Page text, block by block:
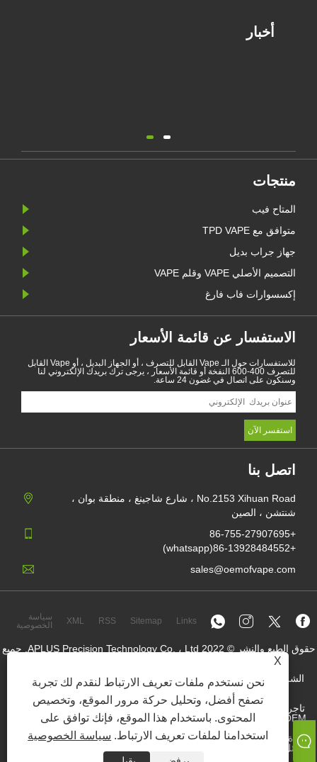
X
نحن نستخدم ملفات تعريف الارتباط لنقدم لك تجربة
تصفح أفضل، وتحليل حركة مرور الموقع، وتخصيص
المحتوى. باستخدام هذا الموقع، فإنك توافق على
استخدامنا لملفات تعريف الارتباط. سياسة الخصوصية
أخبار
منتجات
المتاح فيب
متوافق مع TPD VAPE
جهاز جراب بديل
التصميم الأصلي VAPE وقلم VAPE
إكسسوارات فاب فارغ
الاستفسار عن قائمة الأسعار
للاستفسارات حول الـ Vape القابل للتصرف ، أو الجهاز البديل ، أو Vape القابل
للتصرف 400-600 النفخة أو قائمة الأسعار ، يرجى ترك بريدك الإلكتروني لنا
وسنكون على اتصال في غضون 24 ساعة.
اتصل بنا
No.2153 Xihuan Road ، شارع شاجينغ ، منطقة بوان ،
شنتشن ، الصين
+86-755-27907695
+86-13928484552(whatsapp)
sales@oemofvape.com
Links
Sitemap
RSS
XML
سياسة
الخصوصية
حقوق الطبع والنشر © 2022 APLUS Precision Technology Co. ، Ltd. جميع
الشركة المصنعة للخرطوشة الصينية ، جهاز استبدال جراب ، vape يمكن
التخلص منها ، مصنع OEM vape ، سيجارة إلكترونية
تاجر جملة حقيبة النيكوتين ، مورد حقيبة النيكوتين ، مصنع حقيبة النيكوتين
OEM ، مصنع SNUS OEM ، حقيبة النيكوتين ، جهاز جراب مملوء مسبقًا ،
SNUS Supister.